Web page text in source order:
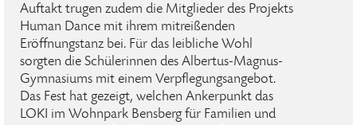
Auftakt trugen zudem die Mitglieder des Projekts
Human Dance mit ihrem mitreißenden
Eröffnungstanz bei. Für das leibliche Wohl
sorgten die Schülerinnen des Albertus-Magnus-
Gymnasiums mit einem Verpflegungsangebot.
Das Fest hat gezeigt, welchen Ankerpunkt das
LOKI im Wohnpark Bensberg für Familien und